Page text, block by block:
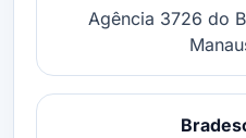
Agência 3726 do